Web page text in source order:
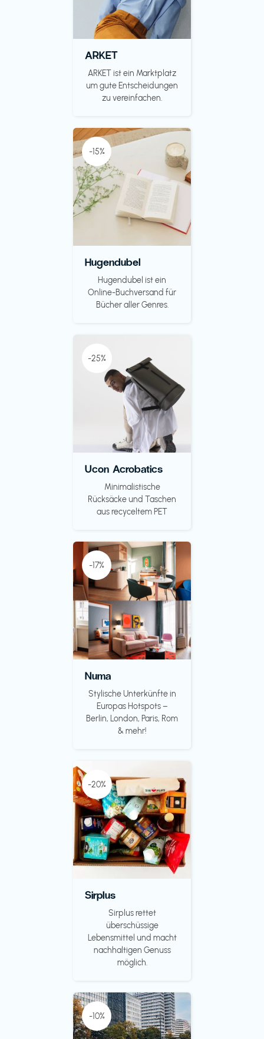
ARKET
ARKET ist ein Marktplatz
um gute Entscheidungen
zu vereinfachen.
-15%
Hugendubel
Hugendubel ist ein
Online-Buchversand für
Bücher aller Genres.
-25%
Ucon Acrobatics
Minimalistische
Rücksäcke und Taschen
aus recyceltem PET
-17%
Numa
Stylische Unterkünfte in
Europas Hotspots –
Berlin, London, Paris, Rom
& mehr!
-20%
Sirplus
Sirplus rettet
überschüssige
Lebensmittel und macht
nachhaltigen Genuss
möglich.
-10%